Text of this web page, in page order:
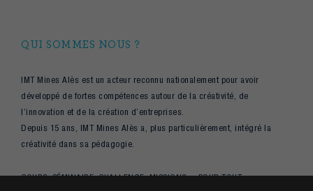
QUI SOMMES NOUS ?
IMT Mines Alès est un acteur reconnu nationalement pour avoir
développé de fortes compétences autour de la créativité, de
l’innovation et de la création d’entreprises.
Depuis 15 ans, IMT Mines Alès a, plus particulièrement, intégré la
créativité dans sa pédagogie.
COURS, SÉMINAIRE, CHALLENGE, MISSIONS… POUR TOUT